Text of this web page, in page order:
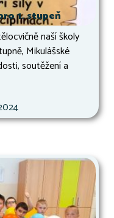
1. stupeň
naší školy
Mikulášské
soutěžení a